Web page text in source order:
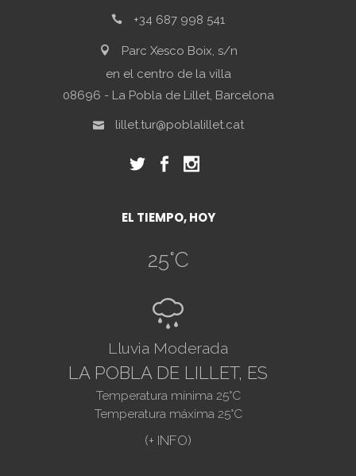
+34 687 998 541
Parc Xesco Boix, s/n
en el centro de la villa
08696 - La Pobla de Lillet, Barcelona
lillet.tur@poblalillet.cat
EL TIEMPO, HOY
25°C
R
Lluvia Moderada
LA POBLA DE LILLET, ES
Temperatura mínima 25°C
Temperatura máxima 25°C